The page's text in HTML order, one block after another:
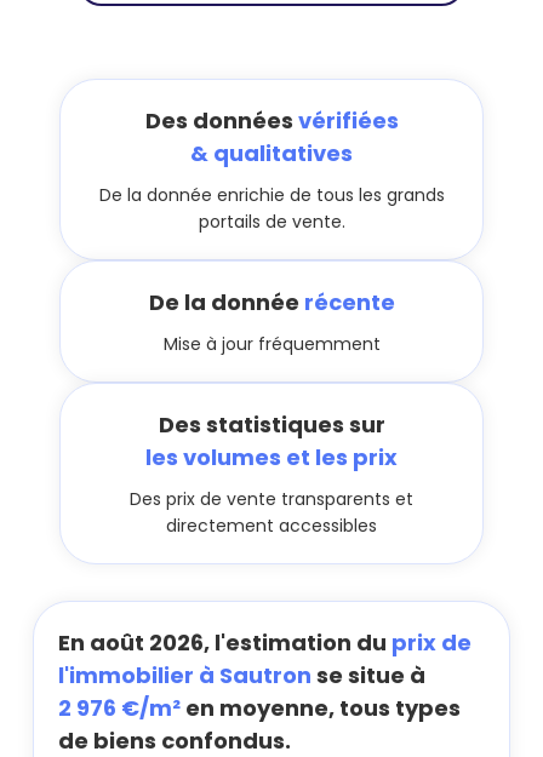
Des données vérifiées
& qualitatives
De la donnée enrichie de tous les grands
portails de vente.
De la donnée récente
Mise à jour fréquemment
Des statistiques sur
les volumes et les prix
Des prix de vente transparents et
directement accessibles
En août 2026, l'estimation du prix de
l'immobilier à Sautron se situe à
2 976 €/m² en moyenne, tous types
de biens confondus.